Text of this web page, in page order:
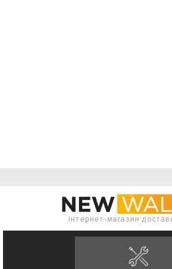
інтернет-магазин